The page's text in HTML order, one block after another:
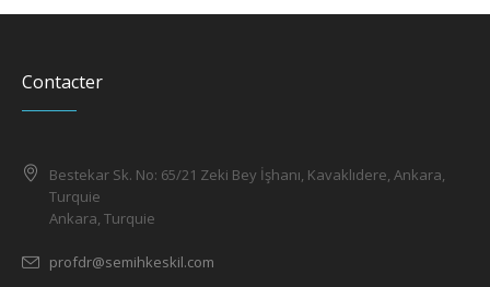
Contacter
Bestekar Sk. No: 65/21 Zeki Bey İşhanı, Kavaklıdere, Ankara,
Turquie
Ankara, Turquie
profdr@semihkeskil.com